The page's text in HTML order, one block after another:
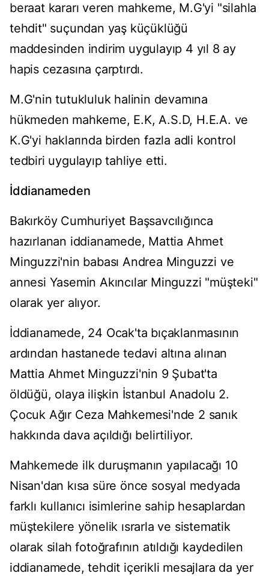
beraat kararı veren mahkeme, M.G'yi "silahla
tehdit" suçundan yaş küçüklüğü
maddesinden indirim uygulayıp 4 yıl 8 ay
hapis cezasına çarptırdı.
M.G'nin tutukluluk halinin devamına
hükmeden mahkeme, E.K, A.S.D, H.E.A. ve
K.G'yi haklarında birden fazla adli kontrol
tedbiri uygulayıp tahliye etti.
İddianameden
Bakırköy Cumhuriyet Başsavcılığınca
hazırlanan iddianamede, Mattia Ahmet
Minguzzi'nin babası Andrea Minguzzi ve
annesi Yasemin Akıncılar Minguzzi "müşteki"
olarak yer alıyor.
İddianamede, 24 Ocak'ta bıçaklanmasının
ardından hastanede tedavi altına alınan
Mattia Ahmet Minguzzi'nin 9 Şubat'ta
öldüğü, olaya ilişkin İstanbul Anadolu 2.
Çocuk Ağır Ceza Mahkemesi'nde 2 sanık
hakkında dava açıldığı belirtiliyor.
Mahkemede ilk duruşmanın yapılacağı 10
Nisan'dan kısa süre önce sosyal medyada
farklı kullanıcı isimlerine sahip hesaplardan
müştekilere yönelik ısrarla ve sistematik
olarak silah fotoğrafının atıldığı kaydedilen
iddianamede, tehdit içerikli mesajlara da yer